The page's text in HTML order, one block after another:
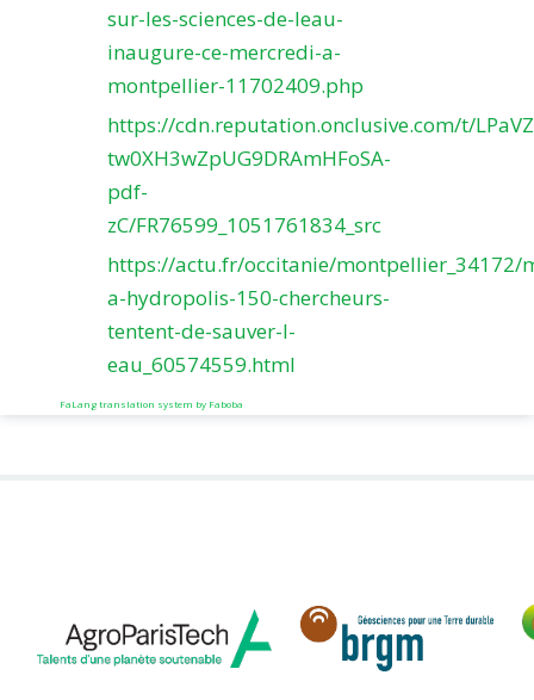
sur-les-sciences-de-leau-
inaugure-ce-mercredi-a-
montpellier-11702409.php
https://cdn.reputation.onclusive.com/t/
tw0XH3wZpUG9DRAmHFoSA-
pdf-
zC/FR76599_1051761834_src
https://actu.fr/occitanie/montpellier_34172/
a-hydropolis-150-chercheurs-
tentent-de-sauver-l-
eau_60574559.html
FaLang translation system by Faboba